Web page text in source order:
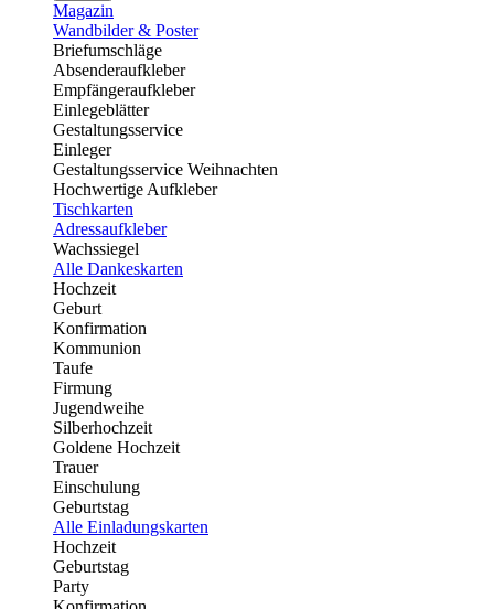
Magazin
Wandbilder & Poster
Briefumschläge
Absenderaufkleber
Empfängeraufkleber
Einlegeblätter
Gestaltungsservice
Einleger
Gestaltungsservice Weihnachten
Hochwertige Aufkleber
Tischkarten
Adressaufkleber
Wachssiegel
Alle Dankeskarten
Hochzeit
Geburt
Konfirmation
Kommunion
Taufe
Firmung
Jugendweihe
Silberhochzeit
Goldene Hochzeit
Trauer
Einschulung
Geburtstag
Alle Einladungskarten
Hochzeit
Geburtstag
Party